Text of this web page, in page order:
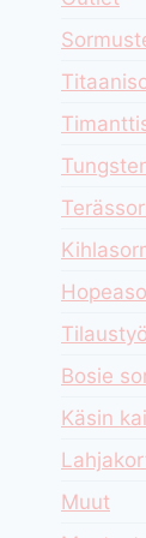
Tilaustyö
Bosie
Käsin
Muut